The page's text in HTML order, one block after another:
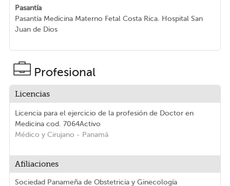
Pasantía
Pasantía Medicina Materno Fetal Costa Rica. Hospital San
Juan de Dios
Profesional
Licencias
Licencia para el ejercicio de la profesión de Doctor en
Medicina cod. 7064Activo
Médico y Cirujano - Panamá
Afiliaciones
Sociedad Panameña de Obstetricia y Ginecología